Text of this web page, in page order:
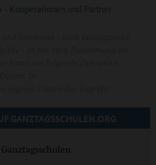
- Kooperationen und Partner
GANZTAGSSCHULEN.ORG